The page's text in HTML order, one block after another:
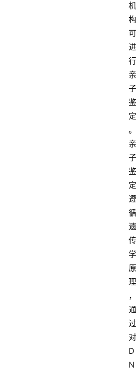
机
构
可
进
行
亲
子
鉴
定
。
亲
子
鉴
定
遵
循
遗
传
学
原
理
，
通
过
对
D
N